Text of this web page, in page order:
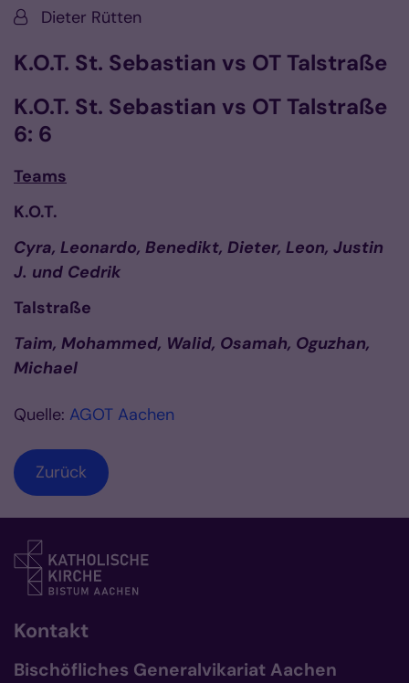
Von:Dieter Rütten
K.O.T. St. Sebastian vs OT Talstraße
K.O.T. St. Sebastian vs OT Talstraße
6: 6
Teams
K.O.T.
Cyra, Leonardo, Benedikt, Dieter, Leon, Justin
J. und Cedrik
Talstraße
Taim, Mohammed, Walid, Osamah, Oguzhan,
Michael
Quelle: AGOT Aachen
Zurück
Kontakt
Bischöfliches Generalvikariat Aachen